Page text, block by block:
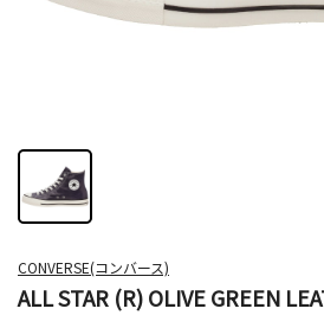
CONVERSE(コンバース)
ALL STAR (R) OLIVE GREEN